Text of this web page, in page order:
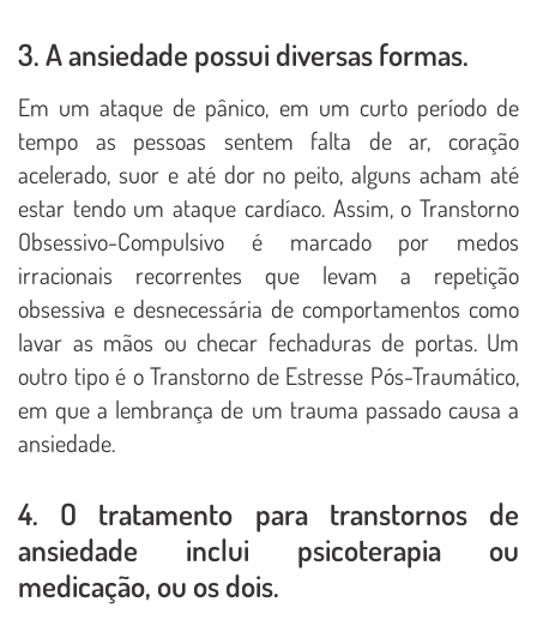
3. A ansiedade possui diversas formas.
Em um ataque de pânico, em um curto período de
tempo as pessoas sentem falta de ar, coração
acelerado, suor e até dor no peito, alguns acham até
estar tendo um ataque cardíaco. Assim, o Transtorno
Obsessivo-Compulsivo é marcado por medos
irracionais recorrentes que levam a repetição
obsessiva e desnecessária de comportamentos como
lavar as mãos ou checar fechaduras de portas. Um
outro tipo é o Transtorno de Estresse Pós-Traumático,
em que a lembrança de um trauma passado causa a
ansiedade.
4. O tratamento para transtornos de
ansiedade inclui psicoterapia ou
medicação, ou os dois.